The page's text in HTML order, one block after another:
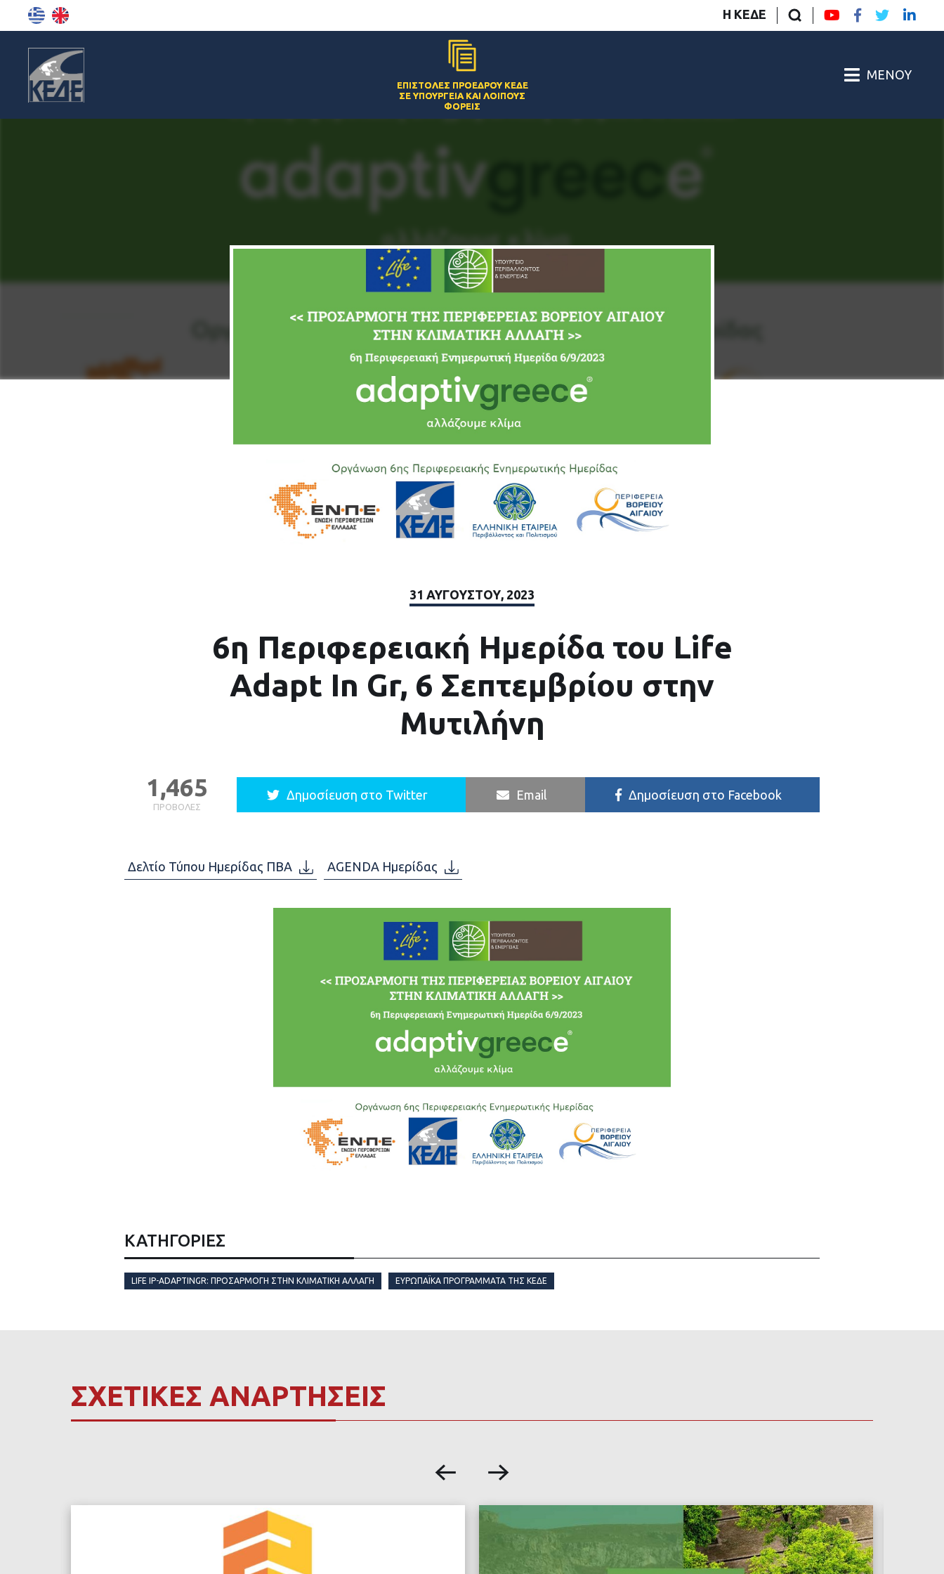
Η ΚΕΔΕ
ΕΠΙΣΤΟΛΈΣ ΠΡΟΈΔΡΟΥ ΚΕΔΕ
ΣΕ ΥΠΟΥΡΓΕΊΑ ΚΑΙ ΛΟΙΠΟΎΣ
ΦΟΡΕΊΣ
ΜΕΝΟΎ
31 ΑΥΓΟΎΣΤΟΥ, 2023
6η Περιφερειακή Ημερίδα του Life
Adapt In Gr, 6 Σεπτεμβρίου στην
Μυτιλήνη
ΠΡΟΒΟΛΈΣ
1,465 Δημοσίευση στο Twitter Email Δημοσίευση στο Facebook
Δελτίο Τύπου Ημερίδας ΠΒΑ AGENDA Ημερίδας
ΚΑΤΗΓΟΡΙΕΣ
LIFE IP-ADAPTINGR: ΠΡΟΣΑΡΜΟΓΉ ΣΤΗΝ ΚΛΙΜΑΤΙΚΉ ΑΛΛΑΓΉ ΕΥΡΩΠΑΪΚΆ ΠΡΟΓΡΆΜΜΑΤΑ ΤΗΣ ΚΕΔΕ
ΣΧΕΤΙΚΕΣ ΑΝΑΡΤΗΣΕΙΣ